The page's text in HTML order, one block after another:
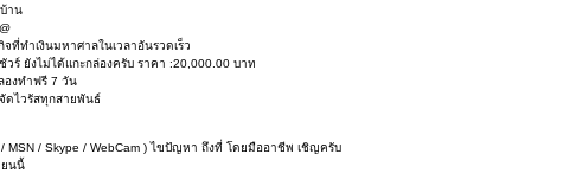
าน
ที่ทำเงินมหาศาลในเวลาอันรวดเร็ว
วร์ ยังไม่ได้แกะกล่องครับ ราคา :20,000.00 บาท
องทำฟรี 7 วัน
ดไวรัสทุกสายพันธ์
MSN / Skype / WebCam ) ไขปัญหา ถึงที่ โดยมืออาชีพ เชิญครับ
ยนนี้